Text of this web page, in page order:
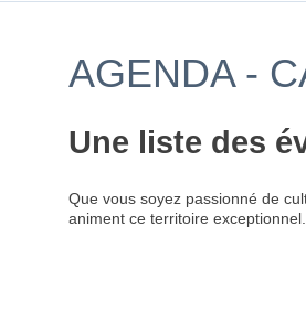
AGENDA -
Une liste des
Que vous soyez passionné de
animent ce territoire exceptionnel.